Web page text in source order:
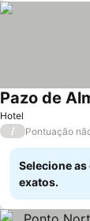
Hotel
Pazo de
/ Pontuação
Selecione
exatos.